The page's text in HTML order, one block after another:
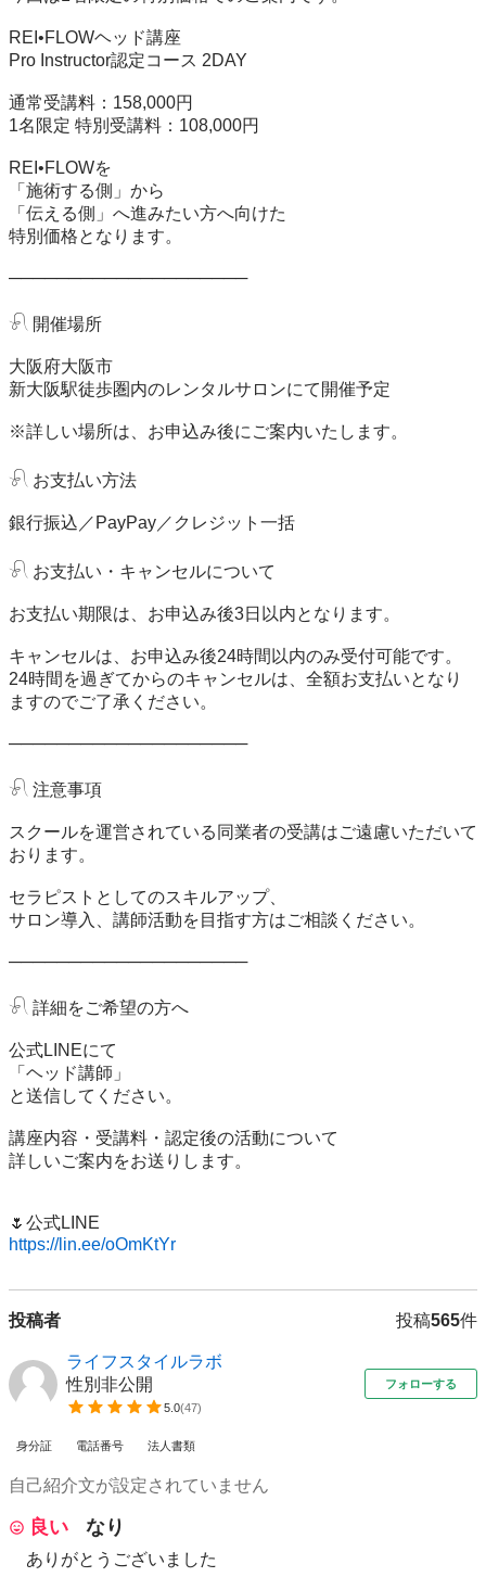
REI•FLOWヘッド講座
Pro Instructor認定コース 2DAY
通常受講料：158,000円
1名限定 特別受講料：108,000円
REI•FLOWを
「施術する側」から
「伝える側」へ進みたい方へ向けた
特別価格となります。
────────────────────
𓍯 開催場所
大阪府大阪市
新大阪駅徒歩圏内のレンタルサロンにて開催予定
※詳しい場所は、お申込み後にご案内いたします。
𓍯 お支払い方法
銀行振込／PayPay／クレジット一括
𓍯 お支払い・キャンセルについて
お支払い期限は、お申込み後3日以内となります。
キャンセルは、お申込み後24時間以内のみ受付可能です。
24時間を過ぎてからのキャンセルは、全額お支払いとなり
ますのでご了承ください。
────────────────────
𓍯 注意事項
スクールを運営されている同業者の受講はご遠慮いただいて
おります。
セラピストとしてのスキルアップ、
サロン導入、講師活動を目指す方はご相談ください。
────────────────────
𓍯 詳細をご希望の方へ
公式LINEにて
「ヘッド講師」
と送信してください。
講座内容・受講料・認定後の活動について
詳しいご案内をお送りします。
https://lin.ee/oOmKtYr
投稿者 投稿565件
ライフスタイルラボ
性別非公開
5.0(47)
フォローする
身分証 電話番号 法人書類
自己紹介文が設定されていません
良い なり
ありがとうございました